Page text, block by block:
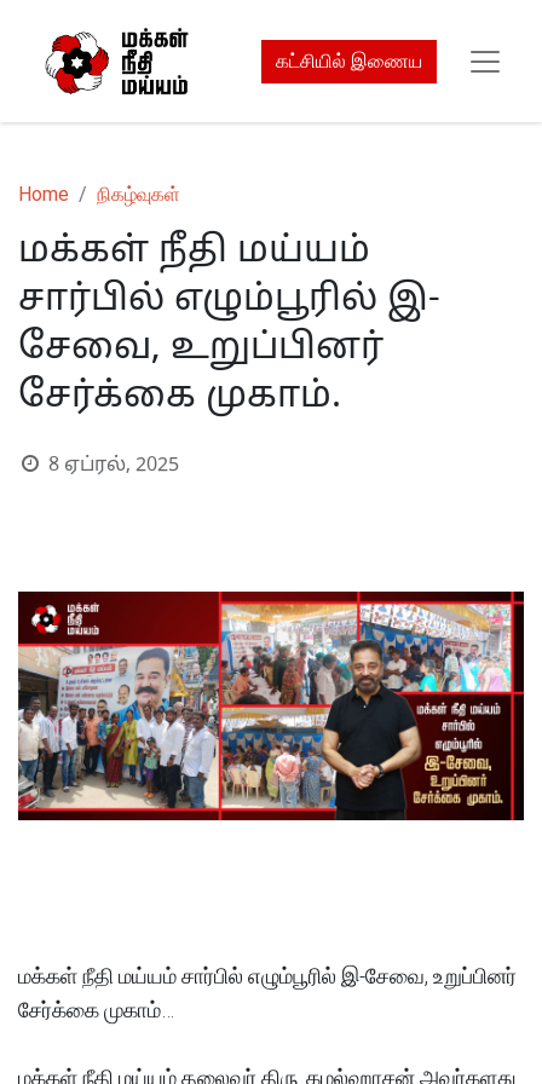
கட்சியில் இணைய
Home நிகழ்வுகள்
மக்கள் நீதி மய்யம்
சார்பில் எழும்பூரில் இ-
சேவை, உறுப்பினர்
சேர்க்கை முகாம்.
8 ஏப்ரல், 2025
மக்கள் நீதி மய்யம் சார்பில் எழும்பூரில் இ-சேவை, உறுப்பினர்
சேர்க்கை முகாம்…
மக்கள் நீதி மய்யம் தலைவர் திரு. கமல்ஹாசன் அவர்களது